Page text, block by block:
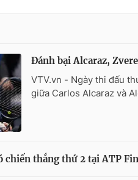
Đánh bại Alcaraz,
VTV.vn - Ngày thi đấu
giữa Carlos Alcaraz và
chiến thắng thứ 2 tại ATP